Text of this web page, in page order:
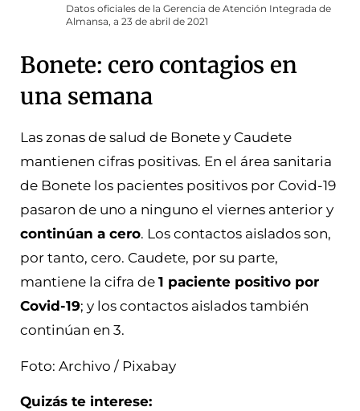
Datos oficiales de la Gerencia de Atención Integrada de
Almansa, a 23 de abril de 2021
Bonete: cero contagios en
una semana
Las zonas de salud de Bonete y Caudete
mantienen cifras positivas. En el área sanitaria
de Bonete los pacientes positivos por Covid-19
pasaron de uno a ninguno el viernes anterior y
continúan a cero. Los contactos aislados son,
por tanto, cero. Caudete, por su parte,
mantiene la cifra de 1 paciente positivo por
Covid-19; y los contactos aislados también
continúan en 3.
Foto: Archivo / Pixabay
Quizás te interese: